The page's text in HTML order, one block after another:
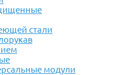
стали
модули